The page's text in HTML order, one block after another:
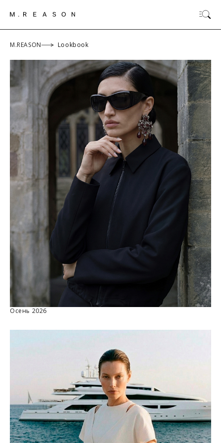
M.REASON Lookbook
Осень 2026
ОК
ДОСТАВКА
Вы можете выбрать для себя наиболее удобный вариант
Курьерская доставка Dalli. Осуществляется с примеркой
без предоплаты. Действует в Москве, Санкт-Петербурге, ЛО
Брянск. Курьерская доставка СДЭК. Осуществляется без
примерки с предоплатой. Действует во всех городах, где
Доставка до пункта выдачи СДЭК. Действует во всех
городах, где работает СДЭК. Осуществляется с примеркой
без предоплаты для Москвы, Санкт-Петербурга, ЛО и МО,
а также дополнительно для городов: Самара, Краснодар,
Нижневартовск, Надым, Рязань, Кострома, Иваново,
Великий Новгород, Уфа, Ростов-на-Дону, Новосибирск и
Брянск.
Отправка EMS почтой России.